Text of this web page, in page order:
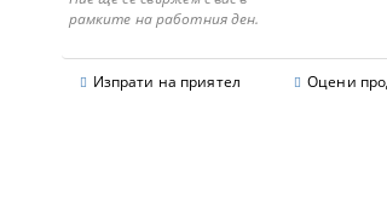
рамките на работния ден.
Изпрати на приятел Оцени